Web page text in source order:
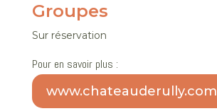
Groupes
Sur réservation
Pour en savoir plus :
www.chateauderully.com